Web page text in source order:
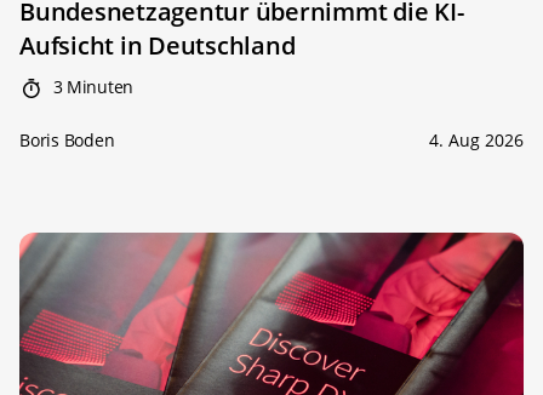
Bundesnetzagentur übernimmt die KI-
Aufsicht in Deutschland
3 Minuten
Boris Boden 4. Aug 2026